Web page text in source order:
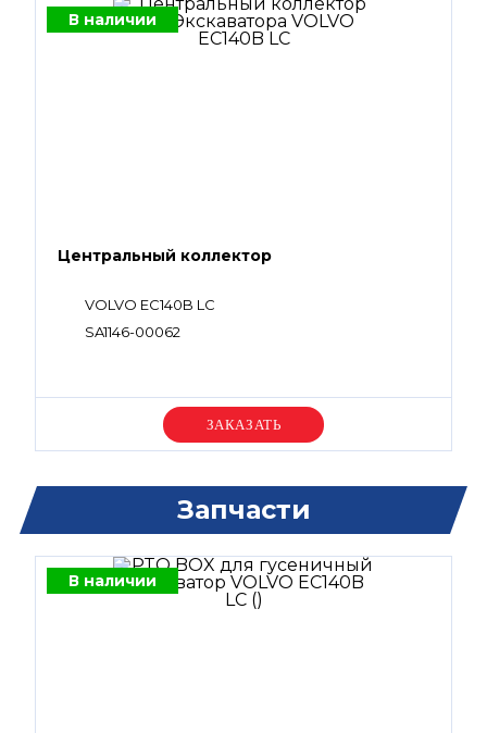
В наличии
Центральный коллектор
VOLVO EC140B LC
SA1146-00062
Уточняйте цену
Запчасти
В наличии